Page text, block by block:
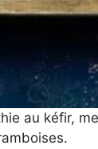
au kéfir,